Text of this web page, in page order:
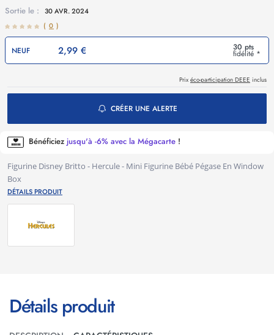
Sortie le :
30 AVR. 2024
( 0 )
NEUF 2,99 € 30 pts
fidélité *
Prix éco-participation DEEE inclus
CRÉER UNE ALERTE
Bénéficiez jusqu'à -6% avec la Mégacarte !
Figurine Disney Britto - Hercule - Mini Figurine Bébé Pégase En Window
Box
DÉTAILS PRODUIT
Détails produit